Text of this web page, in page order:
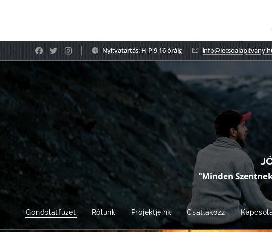
Nyitvatartás: H-P 9-16 óráig
"Minden
Gondolatfüzet Rólunk Projektjeink Csatlakozz